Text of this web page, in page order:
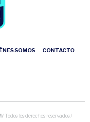
SOMOS CONTACTO
Todos los derechos reservados /